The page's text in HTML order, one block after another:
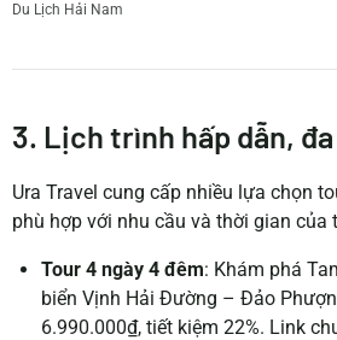
Du Lịch Hải Nam
3. Lịch trình hấp dẫn,
Ura Travel cung cấp nhiều lựa chọn
phù hợp với nhu cầu và thời gian của
Tour 4 ngày 4 đêm: Khám phá
biển Vịnh Hải Đường – Đảo
6.990.000₫, tiết kiệm 22%. Link